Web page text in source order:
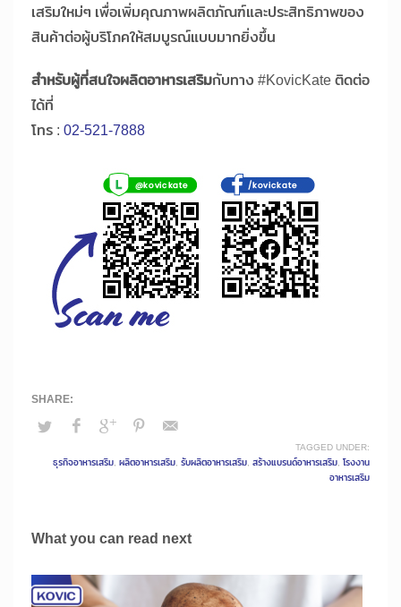
เสริมใหม่ๆ เพื่อเพิ่มคุณภาพผลิตภัณฑ์และประสิทธิภาพของ
สินค้าต่อผู้บริโภคให้สมบูรณ์แบบมากยิ่งขึ้น
สำหรับผู้ที่สนใจผลิตอาหารเสริมกับทาง #KovicKate ติดต่อ
ได้ที่
โทร : 02-521-7888
TAGGED UNDER:
ธุรกิจอาหารเสริม, ผลิตอาหารเสริม, รับผลิตอาหารเสริม, สร้างแบรนด์อาหารเสริม, โรงงาน
อาหารเสริม
What you can read next